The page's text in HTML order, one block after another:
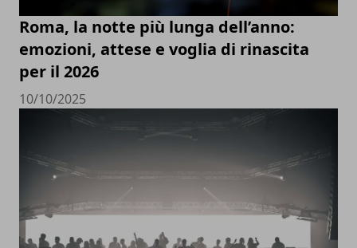
Roma, la notte più lunga dell’anno:
emozioni, attese e voglia di rinascita
per il 2026
10/10/2025